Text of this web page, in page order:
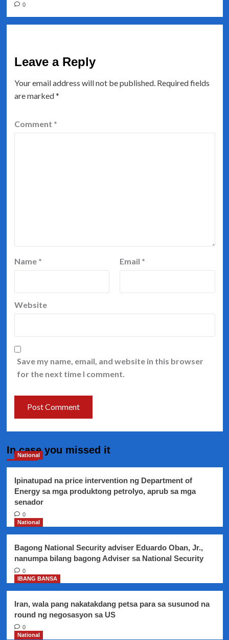
0
Leave a Reply
Your email address will not be published. Required fields
are marked*
Comment *
Name * Email *
Website
Save my name, email, and website in this browser
for the next time I comment.
In case you missed it
National
Ipinatupad na price intervention ng Department of
Energy sa mga produktong petrolyo, aprub sa mga
senador
0
National
Bagong National Security adviser Eduardo Oban, Jr.,
nanumpa bilang bagong Adviser sa National Security
0
IBANG BANSA
Iran, wala pang nakatakdang petsa para sa susunod na
round ng negosasyon sa US
0
National